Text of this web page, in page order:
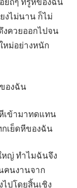
งไม่นาน ก็ไม่
งควยออกไปจน
หม่อย่างหนัก
องฉัน
เข้ามาทดแทน
กเย็ดหีของฉัน
หญ่ ทำไมฉันจึง
คนงานจาก
ปโดยสิ้นเชิง